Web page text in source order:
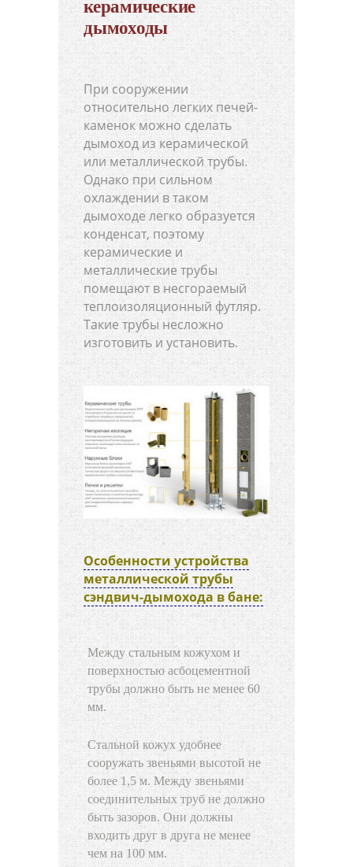
керамические
дымоходы
При сооружении
относительно легких печей-
каменок можно сделать
дымоход из керамической
или металлической трубы.
Однако при сильном
охлаждении в таком
дымоходе легко образуется
конденсат, поэтому
керамические и
металлические трубы
помещают в несгораемый
теплоизоляционный футляр.
Такие трубы несложно
изготовить и установить.
Особенности устройства
металлической трубы
сэндвич-дымохода в бане:
Между стальным кожухом и
поверхностью асбоцементной
трубы должно быть не менее 60
мм.
Стальной кожух удобнее
сооружать звеньями высотой не
более 1,5 м. Между звеньями
соединительных труб не должно
быть зазоров. Они должны
входить друг в друга не менее
чем на 100 мм.